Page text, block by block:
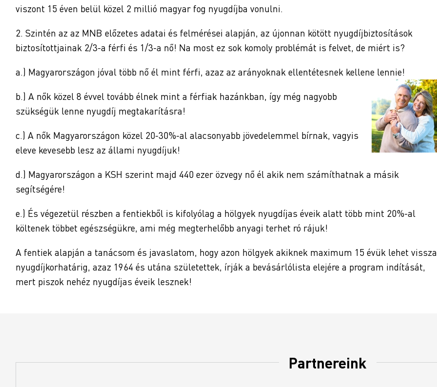
viszont 15 éven belül közel 2 millió magyar fog nyugdíjba vonulni.
2. Szintén az az MNB előzetes adatai és felmérései alapján, az újonnan kötött nyugdíjbiztosítások
biztosítottjainak 2/3-a férfi és 1/3-a nő! Na most ez sok komoly problémát is felvet, de miért is?
a.) Magyarországon jóval több nő él mint férfi, azaz az arányoknak ellentétesnek kellene lennie!
b.) A nők közel 8 évvel tovább élnek mint a férfiak hazánkban, így még nagyobb
szükségük lenne nyugdíj megtakarításra!
c.) A nők Magyarországon közel 20-30%-al alacsonyabb jövedelemmel bírnak, vagyis
eleve kevesebb lesz az állami nyugdíjuk!
d.) Magyarországon a KSH szerint majd 440 ezer özvegy nő él akik nem számíthatnak a másik
segítségére!
e.) És végezetül részben a fentiekből is kifolyólag a hölgyek nyugdíjas éveik alatt több mint 20%-al
költenek többet egészségükre, ami még megterhelőbb anyagi terhet ró rájuk!
A fentiek alapján a tanácsom és javaslatom, hogy azon hölgyek akiknek maximum 15 évük lehet vissza
nyugdíjkorhatárig, azaz 1964 és utána születettek, írják a bevásárlólista elejére a program indítását,
mert piszok nehéz nyugdíjas éveik lesznek!
Partnereink